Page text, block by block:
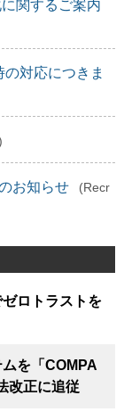
関するご案内
対応につきま
お知らせ
(Recr
ロトラストを
を「COMPA
改正に追従